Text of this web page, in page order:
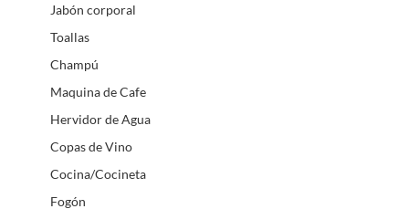
Jabón corporal
Toallas
Champú
Maquina de Cafe
Hervidor de Agua
Copas de Vino
Cocina/Cocineta
Fogón